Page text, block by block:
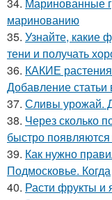
маринованию
35. Узнайте, какие
тени и получать
36. КАКИЕ
Добавление
37. Сливы урожай.
38. Через сколько
быстро
39. Как нужно
Подмосковье. Когда
40. Расти фрукты и